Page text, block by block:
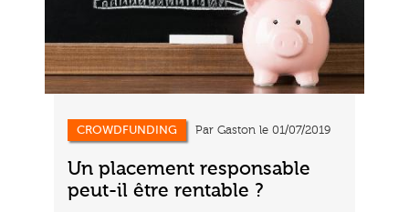
CROWDFUNDING Par Gaston le 01/07/2019
Un placement responsable
peut-il être rentable ?